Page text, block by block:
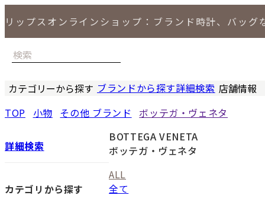
リップスオンラインショップ：ブランド時計、バッ
カテゴリーから探す ブランドから探す詳細検索 店舗情報
TOP 小物 その他 ブランド ボッテガ・ヴェネタ
詳細検索
カテゴリから探す
BOTTEGA VENETA
ボッテガ・ヴェネタ
ALL
全て